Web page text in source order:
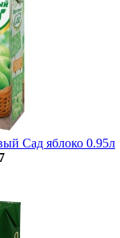
Сад яблоко 0.95л